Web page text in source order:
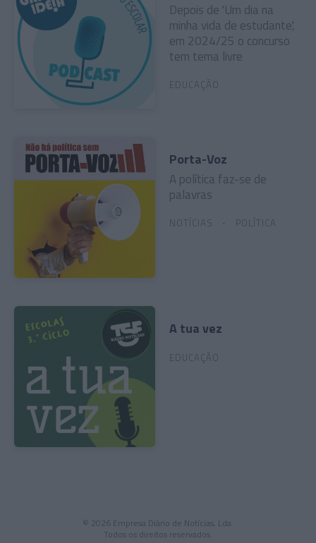
Depois de 'Um dia na
minha vida de estudante',
em 2024/25 o concurso
tem tema livre
EDUCAÇÃO
Porta-Voz
A política faz-se de
palavras
NOTÍCIAS POLÍTICA
A tua vez
EDUCAÇÃO
© 2026 Empresa Diário de Notícias, Lda.
Todos os direitos reservados.